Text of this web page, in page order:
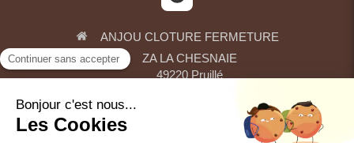
ANJOU CLOTURE FERMETURE
ZA LA CHESNAIE
49220 Pruillé